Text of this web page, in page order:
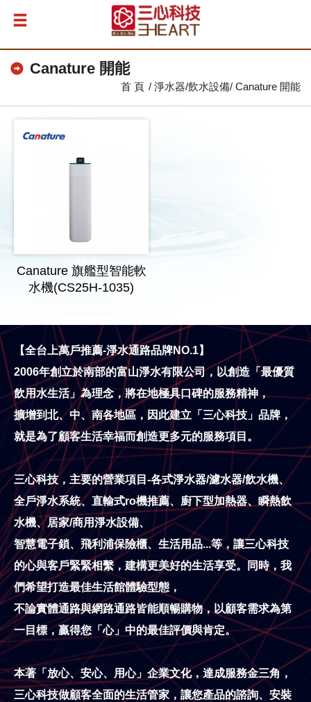
Canature 開能
首 頁 淨水器/飲水設備 Canature 開能
Canature 旗艦型智能軟
水機(CS25H-1035)
【全台上萬戶推薦-淨水通路品牌NO.1】
2006年創立於南部的富山淨水有限公司，以創造「最優質
飲用水生活」為理念，將在地極具口碑的服務精神，
擴增到北、中、南各地區，因此建立「三心科技」品牌，
就是為了顧客生活幸福而創造更多元的服務項目。
三心科技，主要的營業項目-各式淨水器/濾水器/飲水機、
全戶淨水系統、直輸式ro機推薦、 廚下型加熱器、瞬熱飲
水機、居家/商用淨水設備、
智慧電子鎖、飛利浦保險櫃、生活用品...等， 讓三心科技
的心與客戶緊緊相繫，建構更美好的生活享受。同時，我
們希望打造最佳生活館體驗型態，
不論實體通路與網路通路皆能順暢購物，以顧客需求為第
一目標，贏得您「心」中的最佳評價與肯定。
本著「放心、安心、用心」企業文化，達成服務金三角，
三心科技做顧客全面的生活管家，讓您產品的諮詢、安裝